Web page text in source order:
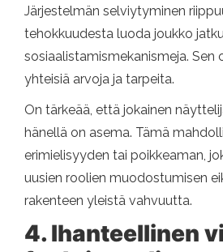
Järjestelmän selviytyminen
tehokkuudesta luoda joukko
sosiaalistamismekanismeja. Sen
yhteisiä arvoja ja tarpeita.
On tärkeää, että jokainen
hänellä on asema. Tämä
erimielisyyden tai poikkeaman,
uusien roolien muodostumisen
rakenteen yleistä vahvuutta.
4. Ihanteellinen